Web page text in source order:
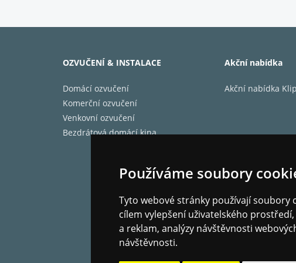
Používáme soubory
Tyto webové stránky používají soubory
cílem vylepšení uživatelského
a reklam, analýzy návštěvnosti
návštěvnosti.
rozhraní (EN, DA, NL, FR, DE, IT, NO, PL, ES, SV)
režim po 20 minutách nečinnosti
× H135 mm
streamingu je přitažlivost R1S ještě vylepšena. R1S přímo
a se svým Bluetooth 5 přijímačem prakticky všechny
s živými barvami jsou jasně zobrazeny informace o čase, budíku
zobrazit obrázky alb a stanic. Displej se také automaticky
u postele. Mezi další funkce patří nabíjení USB-C a port pro
OZVUČENÍ & INSTALACE
Domácí ozvučení
Komerční ozvučení
Venkovní ozvučení
Bezdrátová domácí kina
Akční nabídka
Akční nabídka